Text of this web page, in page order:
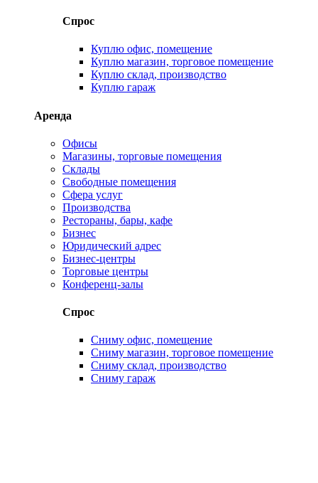
Спрос
Куплю офис, помещение
Куплю магазин, торговое помещение
Куплю склад, производство
Куплю гараж
Аренда
Офисы
Магазины, торговые помещения
Склады
Свободные помещения
Сфера услуг
Производства
Рестораны, бары, кафе
Бизнес
Юридический адрес
Бизнес-центры
Торговые центры
Конференц-залы
Спрос
Сниму офис, помещение
Сниму магазин, торговое помещение
Сниму склад, производство
Сниму гараж